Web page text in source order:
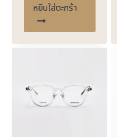
หยิบใส่ตะกร้า